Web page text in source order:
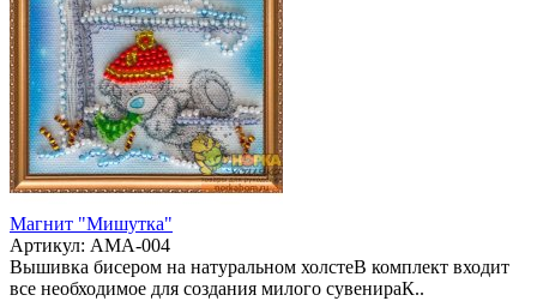
Магнит "Мишутка"
Артикул: АМА-004
Вышивка бисером на натуральном холстеВ комплект входит
все необходимое для создания милого сувенираК..